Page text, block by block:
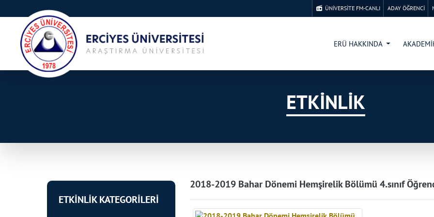
ÜNİVERSİTE FM-CANLI ADAY ÖĞRENCİ
ERÜ HAKKINDA
ETKİNLİK
ETKİNLİK KATEGORİLERİ
2018-2019 Bahar Dönemi Hemşirelik Bölümü 4.sınıf